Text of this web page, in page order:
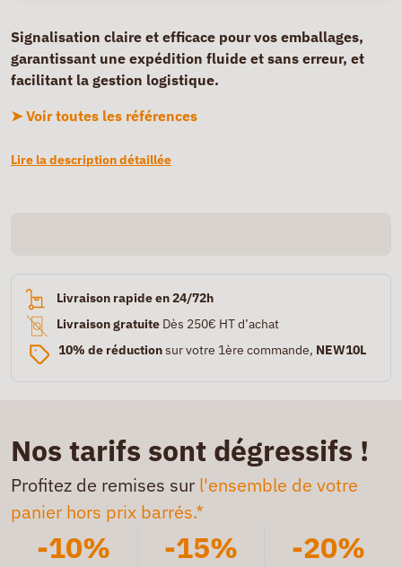
Signalisation claire et efficace pour vos emballages,
garantissant une expédition fluide et sans erreur, et
facilitant la gestion logistique.
➤ Voir toutes les références
Lire la description détaillée
Livraison rapide en 24/72h
Livraison gratuite Dès 250€ HT d’achat
10% de réductionsur votre 1ère commande, NEW10L
Nos tarifs sont dégressifs !
Profitez de remises sur l'ensemble de votre
panier hors prix barrés.*
-10% -15% -20%